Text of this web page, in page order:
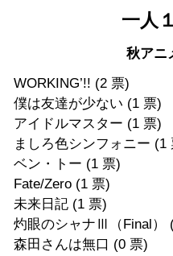
一人
秋ア
WORKING’!! (2 票)
僕は友達が少ない (1 票)
アイドルマスター (1 票)
ましろ色シンフォニー (1
ベン・トー (1 票)
Fate/Zero (1 票)
未来日記 (1 票)
灼眼のシャナⅢ（Final）
森田さんは無口 (0 票)